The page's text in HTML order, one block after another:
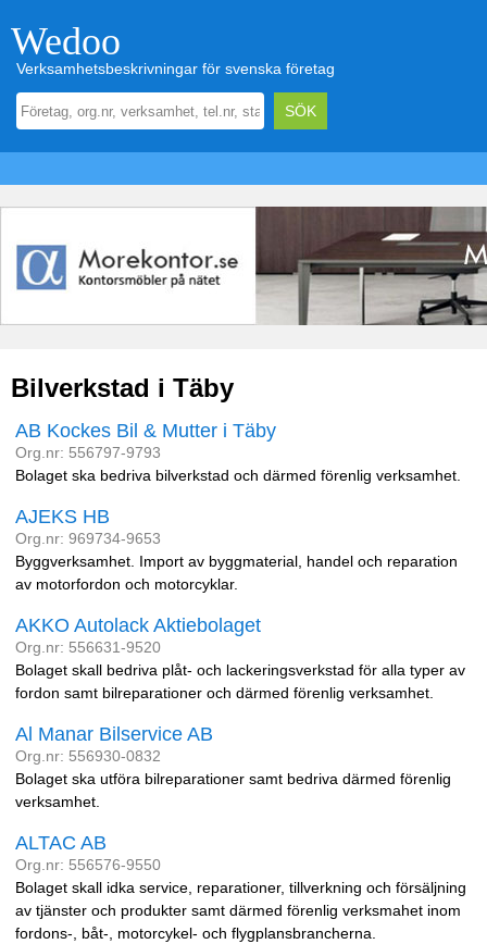
Wedoo
Verksamhetsbeskrivningar för svenska företag
Bilverkstad i Täby
AB Kockes Bil & Mutter i Täby
Org.nr: 556797-9793
Bolaget ska bedriva bilverkstad och därmed förenlig verksamhet.
AJEKS HB
Org.nr: 969734-9653
Byggverksamhet. Import av byggmaterial, handel och reparation
av motorfordon och motorcyklar.
AKKO Autolack Aktiebolaget
Org.nr: 556631-9520
Bolaget skall bedriva plåt- och lackeringsverkstad för alla typer av
fordon samt bilreparationer och därmed förenlig verksamhet.
Al Manar Bilservice AB
Org.nr: 556930-0832
Bolaget ska utföra bilreparationer samt bedriva därmed förenlig
verksamhet.
ALTAC AB
Org.nr: 556576-9550
Bolaget skall idka service, reparationer, tillverkning och försäljning
av tjänster och produkter samt därmed förenlig verksmahet inom
fordons-, båt-, motorcykel- och flygplansbrancherna.